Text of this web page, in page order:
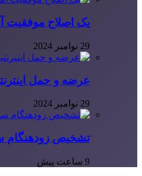
یک اصلاح موفقیت
29 نوامبر 2024
عرضه و حمل
29 نوامبر 2024
تشخیص زودهنگام
9 ساعت پیش